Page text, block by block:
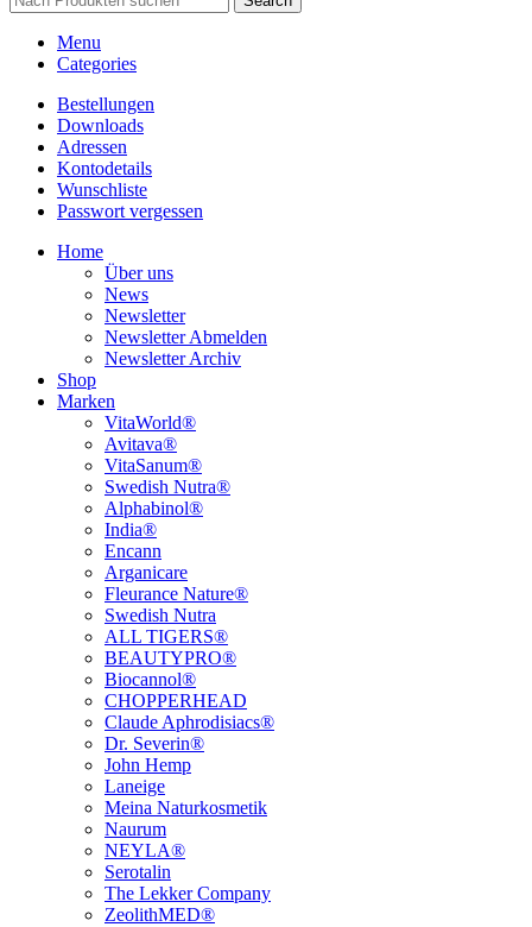
Menu
Categories
Bestellungen
Downloads
Adressen
Kontodetails
Wunschliste
Passwort vergessen
Home
Über uns
News
Newsletter
Newsletter Abmelden
Newsletter Archiv
Shop
Marken
VitaWorld®
Avitava®
VitaSanum®
Swedish Nutra®
Alphabinol®
India®
Encann
Arganicare
Fleurance Nature®
Swedish Nutra
ALL TIGERS®
BEAUTYPRO®
Biocannol®
CHOPPERHEAD
Claude Aphrodisiacs®
Dr. Severin®
John Hemp
Laneige
Meina Naturkosmetik
Naurum
NEYLA®
Serotalin
The Lekker Company
ZeolithMED®